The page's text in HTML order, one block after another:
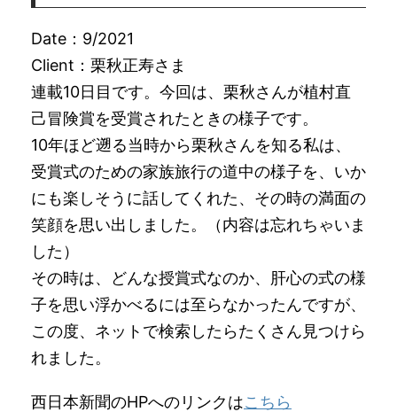
Date：9/2021
Client：栗秋正寿さま
連載10日目です。今回は、栗秋さんが植村直
己冒険賞を受賞されたときの様子です。
10年ほど遡る当時から栗秋さんを知る私は、
受賞式のための家族旅行の道中の様子を、いか
にも楽しそうに話してくれた、その時の満面の
笑顔を思い出しました。（内容は忘れちゃいま
した）
その時は、どんな授賞式なのか、肝心の式の様
子を思い浮かべるには至らなかったんですが、
この度、ネットで検索したらたくさん見つけら
れました。
西日本新聞のHPへのリンクはこちら